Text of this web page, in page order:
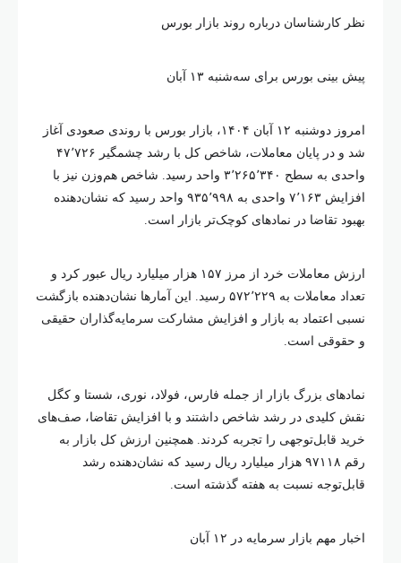
نظر کارشناسان درباره روند بازار بورس
پیش‌ بینی بورس برای سه‌شنبه ۱۳ آبان
امروز دوشنبه ۱۲ آبان ۱۴۰۴، بازار بورس با روندی صعودی آغاز
شد و در پایان معاملات، شاخص کل با رشد چشمگیر ۴۷٬۷۲۶
واحدی به سطح ۳٬۲۶۵٬۳۴۰ واحد رسید. شاخص هم‌وزن نیز با
افزایش ۷٬۱۶۳ واحدی به ۹۳۵٬۹۹۸ واحد رسید که نشان‌دهنده
بهبود تقاضا در نمادهای کوچک‌تر بازار است.
ارزش معاملات خرد از مرز ۱۵۷ هزار میلیارد ریال عبور کرد و
تعداد معاملات به ۵۷۲٬۲۲۹ رسید. این آمارها نشان‌دهنده بازگشت
نسبی اعتماد به بازار و افزایش مشارکت سرمایه‌گذاران حقیقی
و حقوقی است.
نمادهای بزرگ بازار از جمله فارس، فولاد، نوری، شستا و کگل
نقش کلیدی در رشد شاخص داشتند و با افزایش تقاضا، صف‌های
خرید قابل‌توجهی را تجربه کردند. همچنین ارزش کل بازار به
رقم ۹۷۱۱۸ هزار میلیارد ریال رسید که نشان‌دهنده رشد
قابل‌توجه نسبت به هفته گذشته است.
اخبار مهم بازار سرمایه در ۱۲ آبان